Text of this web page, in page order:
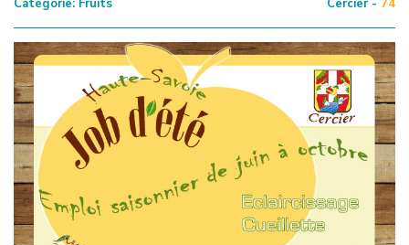
Catégorie: Fruits Cercier - 74